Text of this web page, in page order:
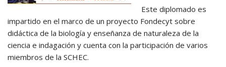
Este diplomado es
impartido en el marco de un proyecto Fondecyt sobre
didáctica de la biología y enseñanza de naturaleza de la
ciencia e indagación y cuenta con la participación de varios
miembros de la SCHEC.